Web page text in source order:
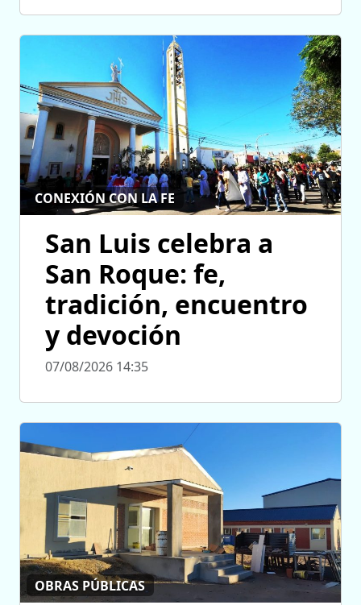
CONEXIÓN CON LA FE
San Luis celebra a
San Roque: fe,
tradición, encuentro
y devoción
07/08/2026 14:35
OBRAS PÚBLICAS